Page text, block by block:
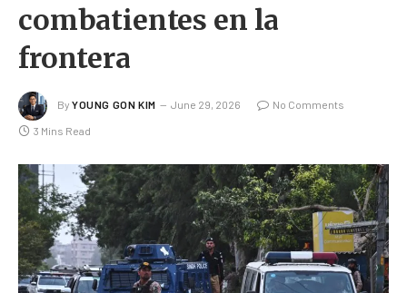
combatientes en la
frontera
By YOUNG GON KIM June 29, 2026 No Comments
3 Mins Read